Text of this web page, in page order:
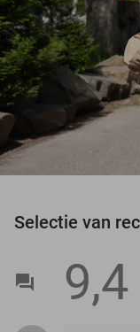
Selectie van
9,4